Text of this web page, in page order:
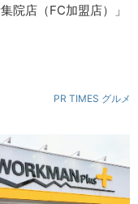
院店（FC加盟店）」
PR TIMES グルメ